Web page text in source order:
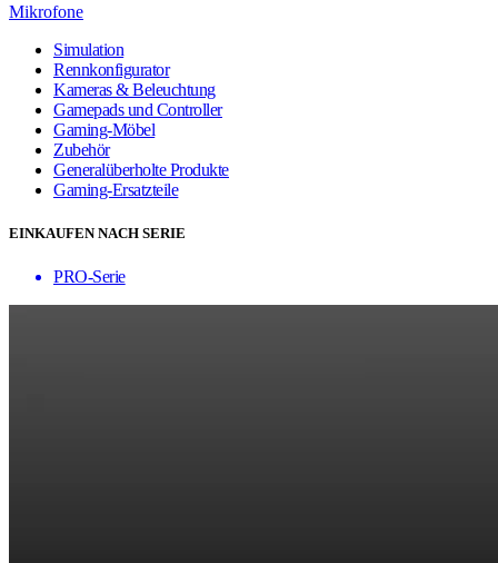
Mikrofone
Simulation
Rennkonfigurator
Kameras & Beleuchtung
Gamepads und Controller
Gaming-Möbel
Zubehör
Generalüberholte Produkte
Gaming-Ersatzteile
EINKAUFEN NACH SERIE
PRO-Serie